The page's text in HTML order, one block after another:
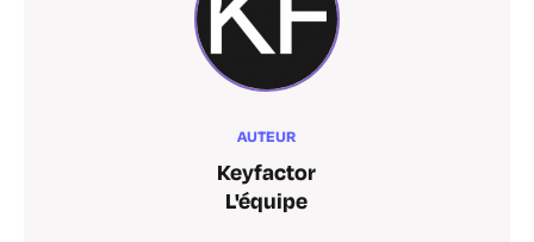
AUTEUR
Keyfactor
L'équipe